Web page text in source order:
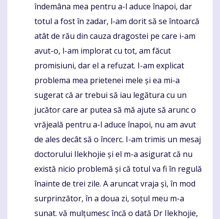
îndemâna mea pentru a-l aduce înapoi, dar
totul a fost în zadar, l-am dorit să se întoarcă
atât de rău din cauza dragostei pe care i-am
avut-o, l-am implorat cu tot, am făcut
promisiuni, dar el a refuzat. I-am explicat
problema mea prietenei mele și ea mi-a
sugerat că ar trebui să iau legătura cu un
jucător care ar putea să mă ajute să arunc o
vrăjeală pentru a-l aduce înapoi, nu am avut
de ales decât să o încerc. I-am trimis un mesaj
doctorului Ilekhojie și el m-a asigurat că nu
există nicio problemă și că totul va fi în regulă
înainte de trei zile. A aruncat vraja și, în mod
surprinzător, în a doua zi, soțul meu m-a
sunat. vă mulțumesc încă o dată Dr Ilekhojie,